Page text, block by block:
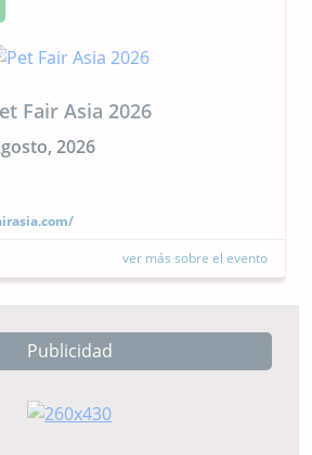
Fair Asia 2026
2026
ver más sobre el evento
Publicidad